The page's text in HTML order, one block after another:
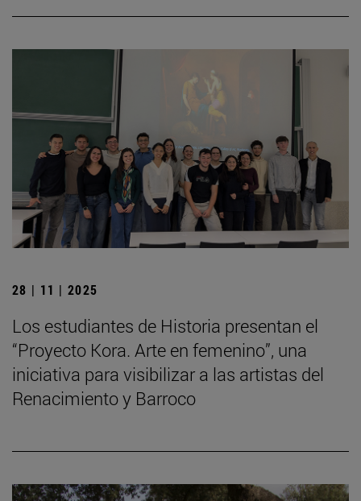
28 | 11 | 2025
Los estudiantes de Historia presentan el
“Proyecto Kora. Arte en femenino”, una
iniciativa para visibilizar a las artistas del
Renacimiento y Barroco